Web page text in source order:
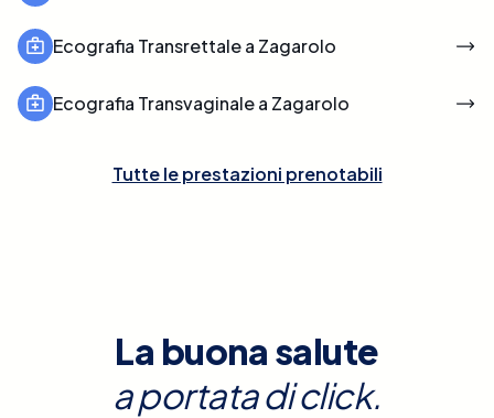
Ecografia Transrettale a Zagarolo
Ecografia Transvaginale a Zagarolo
Tutte le prestazioni prenotabili
La buona salute
a portata di click.